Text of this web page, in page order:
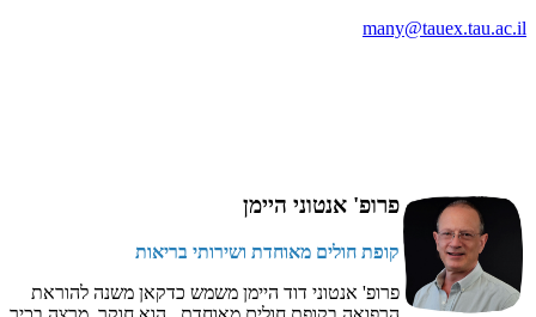
many@tauex.tau.ac.il
פרופ' אנטוני היימן
קופת חולים מאוחדת ושירותי בריאות
פרופ' אנטוני דוד היימן משמש כדקאן משנה להוראת